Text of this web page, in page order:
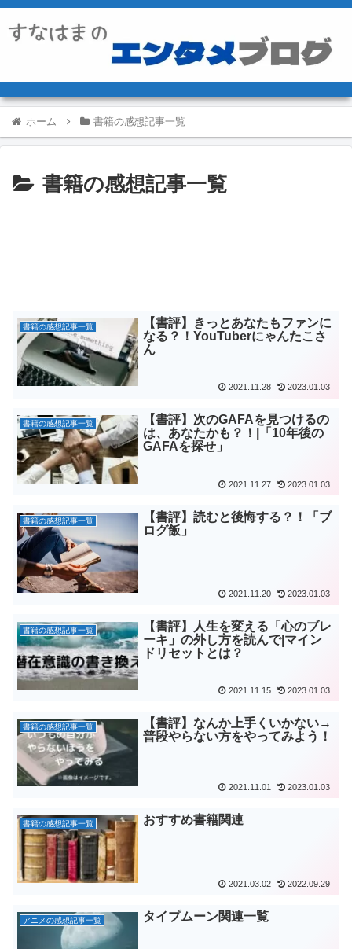
ホーム 書籍の感想記事一覧
書籍の感想記事一覧
書籍の感想記事一覧
【書評】きっとあなたもファンに
なる？！YouTuberにゃんたこさ
ん
2021.11.28 2023.01.03
書籍の感想記事一覧
【書評】次のGAFAを見つけるの
は、あなたかも？！|「10年後の
GAFAを探せ」
2021.11.27 2023.01.03
書籍の感想記事一覧
【書評】読むと後悔する？！「ブ
ログ飯」
2021.11.20 2023.01.03
書籍の感想記事一覧
【書評】人生を変える「心のブレ
ーキ」の外し方を読んで|マイン
ドリセットとは？
2021.11.15 2023.01.03
書籍の感想記事一覧
【書評】なんか上手くいかない→
普段やらない方をやってみよう！
2021.11.01 2023.01.03
書籍の感想記事一覧 おすすめ書籍関連
2021.03.02 2022.09.29
アニメの感想記事一覧 タイプムーン関連一覧